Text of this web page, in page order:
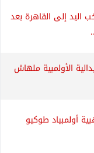
اليد إلى القاهرة بعد
الأولمبية ملهاش
أولمبياد طوكيو